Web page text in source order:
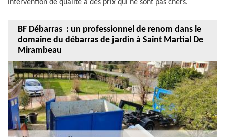
intervention de qualité à des prix qui ne sont pas chers.
BF Débarras : un professionnel de renom dans le
domaine du débarras de jardin à Saint Martial De
Mirambeau